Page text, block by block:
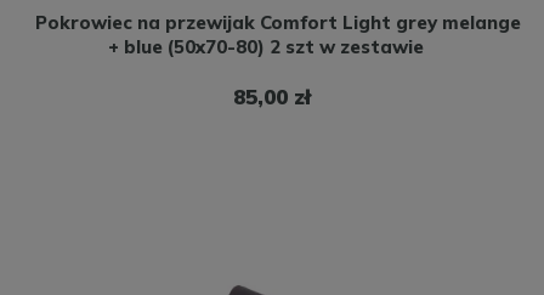
Pokrowiec na przewijak Comfort Light grey melange
+ blue (50x70-80) 2 szt w zestawie
85,00 zł